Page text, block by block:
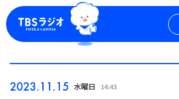
2023.11.15 水曜日 14:43